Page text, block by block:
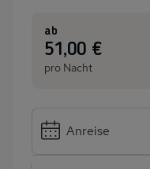
ab
:51,00 €
pro Nacht
Anreise